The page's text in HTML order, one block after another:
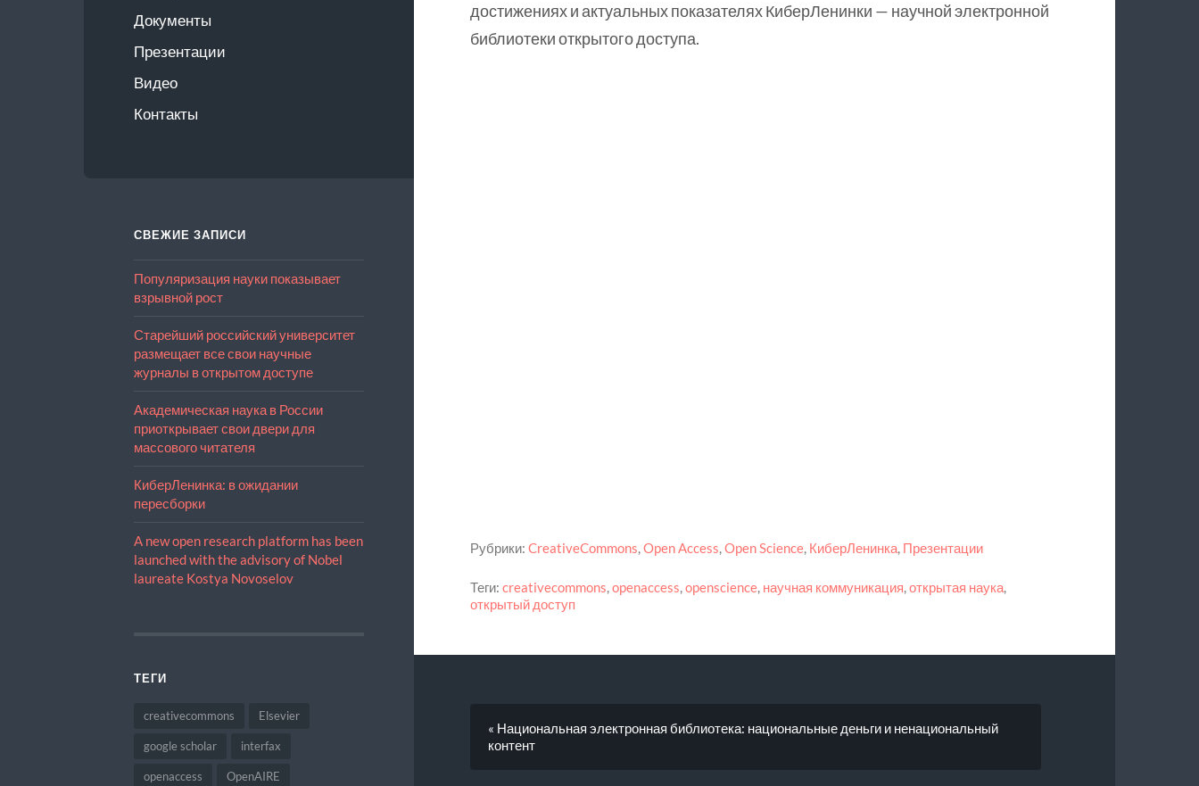
Документы
Презентации
Видео
Контакты
СВЕЖИЕ ЗАПИСИ
Популяризация науки показывает
взрывной рост
Старейший российский университет
размещает все свои научные
журналы в открытом доступе
Академическая наука в России
приоткрывает свои двери для
массового читателя
КиберЛенинка: в ожидании
пересборки
A new open research platform has been
launched with the advisory of Nobel
laureate Kostya Novoselov
ТЕГИ
creativecommons Elsevier
google scholar interfax
openaccess OpenAIRE
достижениях и актуальных показателях КиберЛенинки — научной электронной
библиотеки открытого доступа.
Рубрики: CreativeCommons,Open Access,Open Science, КиберЛенинка, Презентации
Теги: creativecommons,openaccess,openscience, научная коммуникация,открытая наука,
открытый доступ
« Национальная электронная библиотека: национальные деньги и ненациональный
контент